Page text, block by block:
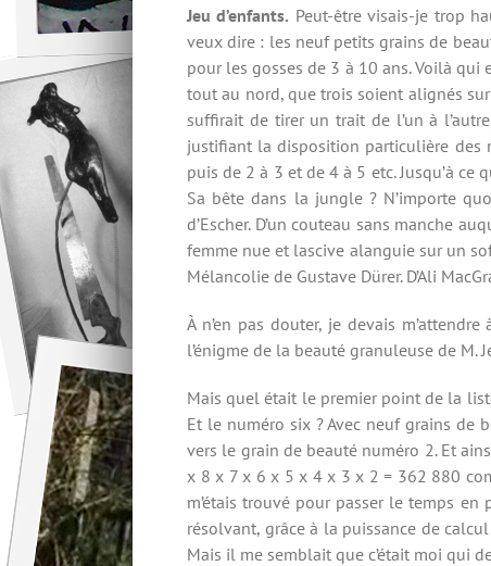
Jeu d’enfants. Peut-être visais-je trop
veux dire : les neuf petits grains de
pour les gosses de 3 à 10 ans. Voilà
tout au nord, que trois soient alignés
suffirait de tirer un trait de l’un à
justifiant la disposition particulière des
puis de 2 à 3 et de 4 à 5 etc. Jusqu’à
Sa bête dans la jungle ? N’importe
d’Escher. D’un couteau sans manche
femme nue et lascive alanguie sur un
Mélancolie de Gustave Dürer. D’Ali
À n’en pas douter, je devais
l’énigme de la beauté granuleuse de M.
Mais quel était le premier point de la
Et le numéro six ? Avec neuf grains
vers le grain de beauté numéro 2. Et
x 8 x 7 x 6 x 5 x 4 x 3 x 2 = 362 880
m’étais trouvé pour passer le temps
résolvant, grâce à la puissance de
Mais il me semblait que c’était moi qui